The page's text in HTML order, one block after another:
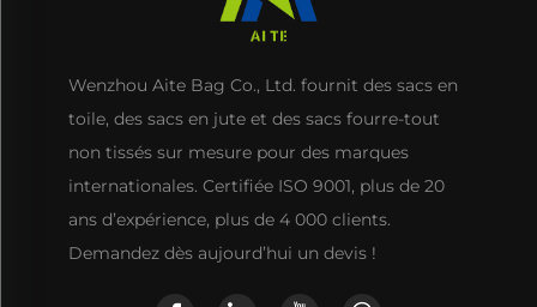
Wenzhou Aite Bag Co., Ltd. fournit des sacs en
toile, des sacs en jute et des sacs fourre-tout
non tissés sur mesure pour des marques
internationales. Certifiée ISO 9001, plus de 20
ans d’expérience, plus de 4 000 clients.
Demandez dès aujourd’hui un devis !